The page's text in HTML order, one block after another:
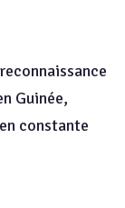
Guinée,
constante